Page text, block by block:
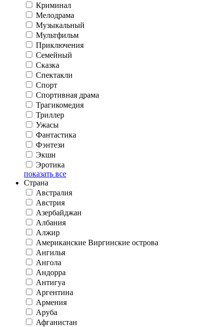
Криминал
Мелодрама
Музыкальный
Мультфильм
Приключения
Семейный
Сказка
Спектакли
Спорт
Спортивная драма
Трагикомедия
Триллер
Ужасы
Фантастика
Фэнтези
Экшн
Эротика
показать все
Страна
Австралия
Австрия
Азербайджан
Албания
Алжир
Американские Виргинские острова
Ангилья
Ангола
Андорра
Антигуа
Аргентина
Армения
Аруба
Афганистан